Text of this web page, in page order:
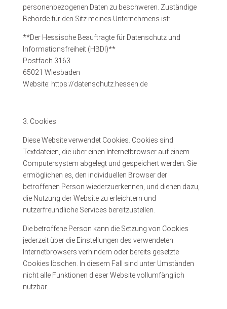
personenbezogenen Daten zu beschweren. Zuständige
Behörde für den Sitz meines Unternehmens ist:
**Der Hessische Beauftragte für Datenschutz und
Informationsfreiheit (HBDI)**
Postfach 3163
65021 Wiesbaden
Website: https://datenschutz.hessen.de
3. Cookies
Diese Website verwendet Cookies. Cookies sind
Textdateien, die über einen Internetbrowser auf einem
Computersystem abgelegt und gespeichert werden. Sie
ermöglichen es, den individuellen Browser der
betroffenen Person wiederzuerkennen, und dienen dazu,
die Nutzung der Website zu erleichtern und
nutzerfreundliche Services bereitzustellen.
Die betroffene Person kann die Setzung von Cookies
jederzeit über die Einstellungen des verwendeten
Internetbrowsers verhindern oder bereits gesetzte
Cookies löschen. In diesem Fall sind unter Umständen
nicht alle Funktionen dieser Website vollumfänglich
nutzbar.